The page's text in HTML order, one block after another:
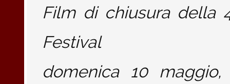
Film di chiusura della
Festival
domenica 10